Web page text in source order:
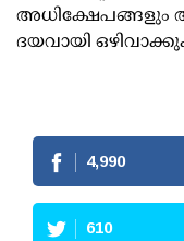
അധിക്ഷേപങ്ങളും
ദയവായി
4,990
610